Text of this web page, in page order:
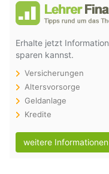
Erhalte jetzt
sparen kannst.
Versicherungen
Altersvorsorge
Geldanlage
Kredite
weitere Informationen